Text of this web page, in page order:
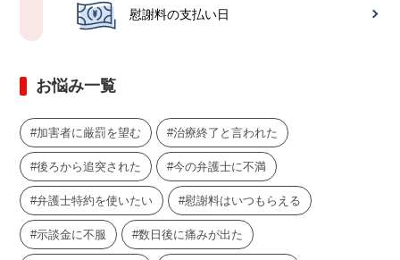
慰謝料の支払い日
お悩み一覧
加害者に厳罰を望む 治療終了と言われた
後ろから追突された 今の弁護士に不満
弁護士特約を使いたい 慰謝料はいつもらえる
示談金に不服 数日後に痛みが出た